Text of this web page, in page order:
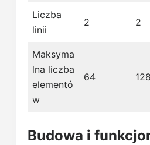
Liczba
linii
2 2
Maksyma
lna liczba
elementó
w
64 128
Budowa i